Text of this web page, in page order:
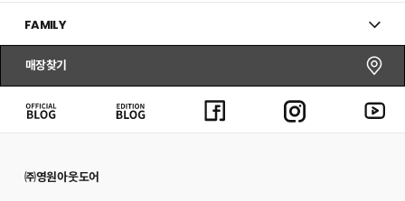
FAMILY
매장찾기
㈜영원아웃도어